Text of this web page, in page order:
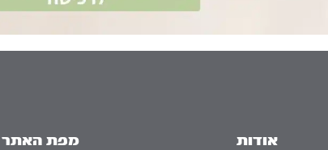
אודות מפת האתר